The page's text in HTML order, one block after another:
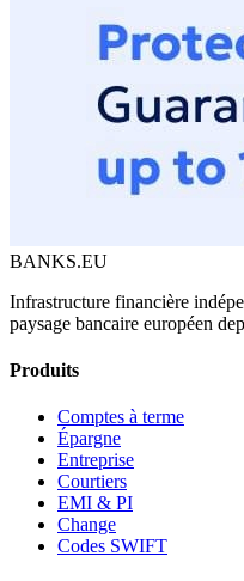
BANKS.EU
Infrastructure financière
paysage bancaire européen
Produits
Comptes à terme
Épargne
Entreprise
Courtiers
EMI & PI
Change
Codes SWIFT